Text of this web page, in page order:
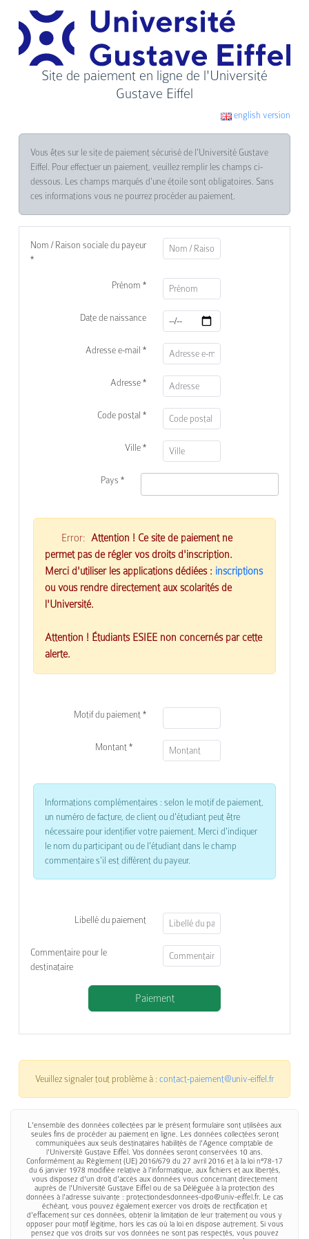
Site de paiement en ligne de l'Université
Gustave Eiffel
english version
Vous êtes sur le site de paiement sécurisé de l'Université Gustave
Eiffel. Pour effectuer un paiement, veuillez remplir les champs ci-
dessous. Les champs marqués d'une étoile sont obligatoires. Sans
ces informations vous ne pourrez procéder au paiement.
Nom / Raison sociale du payeur
*
Prénom *
Date de naissance
Adresse e-mail *
Adresse *
Code postal *
Ville *
Pays *
Error: Attention ! Ce site de paiement ne
permet pas de régler vos droits d'inscription.
Merci d'utiliser les applications dédiées : inscriptions
ou vous rendre directement aux scolarités de
l'Université.
Attention ! Étudiants ESIEE non concernés par cette
alerte.
Motif du paiement *
Montant *
Informations complémentaires : selon le motif de paiement,
un numéro de facture, de client ou d'étudiant peut être
nécessaire pour identifier votre paiement. Merci d'indiquer
le nom du participant ou de l'étudiant dans le champ
commentaire s'il est différent du payeur.
Libellé du paiement
Commentaire pour le
destinataire
Paiement
Veuillez signaler tout problème à : contact-paiement@univ-eiffel.fr
L'ensemble des données collectées par le présent formulaire sont utilisées aux
seules fins de procéder au paiement en ligne. Les données collectées seront
communiquées aux seuls destinataires habilités de l'Agence comptable de
l'Université Gustave Eiffel. Vos données seront conservées 10 ans.
Conformément au Règlement (UE) 2016/679 du 27 avril 2016 et à la loi n°78-17
du 6 janvier 1978 modifiée relative à l'informatique, aux fichiers et aux libertés,
vous disposez d'un droit d'accès aux données vous concernant directement
auprès de l'Université Gustave Eiffel ou de sa Déléguée à la protection des
données à l'adresse suivante : protectiondesdonnees-dpo@univ-eiffel.fr. Le cas
échéant, vous pouvez également exercer vos droits de rectification et
d'effacement sur ces données, obtenir la limitation de leur traitement ou vous y
opposer pour motif légitime, hors les cas où la loi en dispose autrement. Si vous
pensez que vos droits sur vos données ne sont pas respectés, vous pouvez